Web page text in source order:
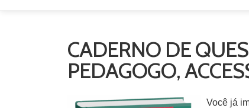
CADERNO DE
PEDAGOGO,
Você já